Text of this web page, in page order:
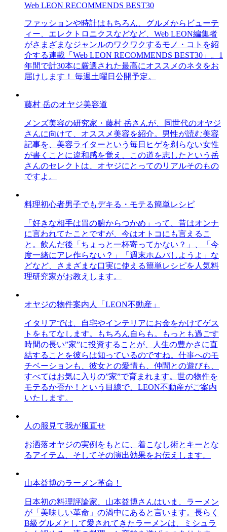
Web LEON RECOMMENDS BEST30
ファッションや時計はもちろん、グルメからビューテ
ィー、エレクトロニクスなどなど、Web LEON編集者
がさまざまなジャンルのワクワクするモノ・コトを紹
介する連載「Web LEON RECOMMENDS BEST30」。1
年間で計30本に厳選された最高にオススメのネタをお
届けします！ 毎週土曜日公開予定。
藤村 岳のオヤジ美容道
メンズ美容の研究家・藤村 岳さんが、同世代のオヤジ
さんに向けて、オススメ美容を紹介。男性が読む美容
記事を、美容ライターという毎日ヒゲを剃らない女性
が書くことに違和感を覚え、この道を志したという岳
さんのセレクトは、オヤジにとってのリアルそのもの
ですよ。
料理初心者男子でもデキる・モテる簡単レシピ
「好きな相手は胃の腑からつかめ」って、昔はオンナ
に言われてたことですが、今はオトコにも言えるこ
と。飲んだ後「ちょっと一杯寄ってかない？」、「今
度一緒にアレ作らない？」「週末ホムパしようよ」な
どなど、さまざまな口実に使える簡単レシピを人気料
理研究家がお教えします。
オヤジの物件案内人「LEON不動産」
イタリアでは、自宅やインテリアにお金をかけてゲス
トをもてなします。もちろん自らも。もっとも過ごす
時間の長い”家”に投資することが、人生の豊かさに直
結することを彼らは知っているのですね。仕事へのモ
チベーションも、彼女との愛情も、仲間との遊びも、
すべてはお気に入りの”家”で育まれます。世の物件を
モテるか否か！という目線で、LEON不動産がご案内
いたします。
人の服見て我が服直せ
お洒落オヤジの実例をもとに、着こなし術とキーとな
るアイテム、そしてその演出効果をお伝えします。
山本益博のラーメン革命！
日本初の料理評論家、山本益博さんはいま、ラーメン
が「美味しい革命」の渦中にあると言います。長らく
B級グルメとして愛されてきたラーメンは、ミシュラ